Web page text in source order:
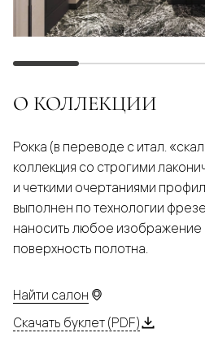
О КОЛЛЕКЦИИ
Рокка (в переводе с итал.
коллекция со строгими
и четкими очертаниями
выполнен по технологии
наносить любое изображение
поверхность полотна.
Найти салон
Скачать буклет (PDF)